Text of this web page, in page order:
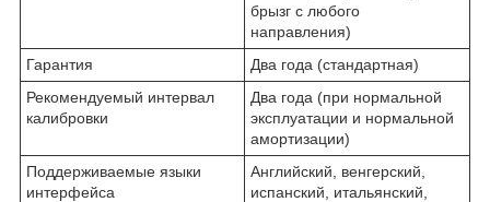
брызг с любого
направления)
Гарантия
Два года (стандартная)
Рекомендуемый интервал
калибровки
Два года (при нормальной
эксплуатации и нормальной
амортизации)
Поддерживаемые языки
интерфейса
Английский, венгерский,
испанский, итальянский,